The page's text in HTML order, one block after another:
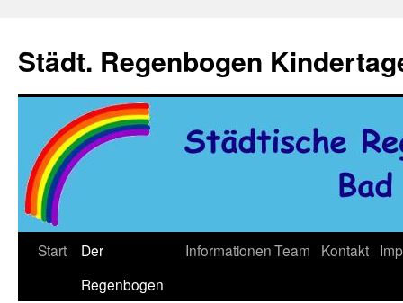
springen
Städt. Regenbogen
Start
Der
Regenbogen
InformationenTeam Kontakt